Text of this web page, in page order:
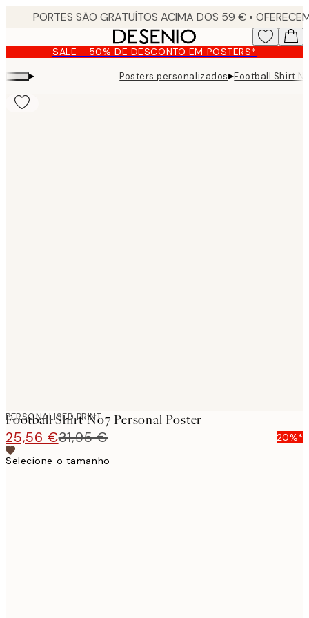
content. SALE - 50% DE DESCONTO EM POSTERS*
▸ Posters personalizados▸Football Shirt
PERSONALISED PRINT
Football Shirt No7 Personal Poster
25,56 €31,95 €
20%*
Selecione o tamanho